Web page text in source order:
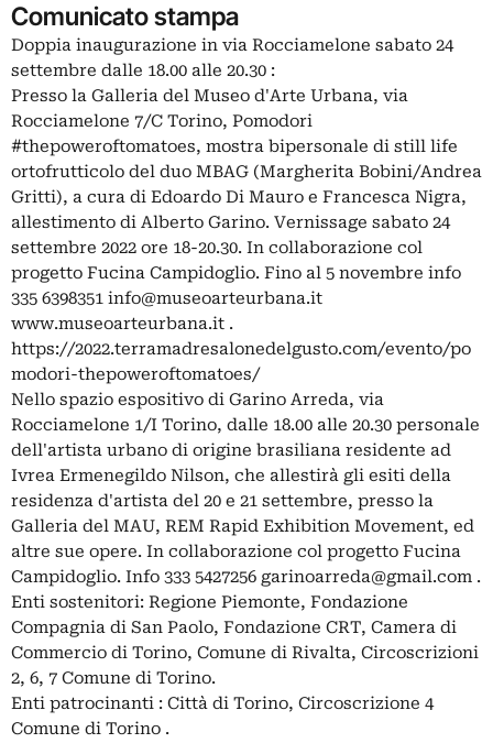
Comunicato stampa
Doppia inaugurazione in via Rocciamelone sabato 24
settembre dalle 18.00 alle 20.30 :
Presso la Galleria del Museo d'Arte Urbana, via
Rocciamelone 7/C Torino, Pomodori
#thepoweroftomatoes, mostra bipersonale di still life
ortofrutticolo del duo MBAG (Margherita Bobini/Andrea
Gritti), a cura di Edoardo Di Mauro e Francesca Nigra,
allestimento di Alberto Garino. Vernissage sabato 24
settembre 2022 ore 18-20.30. In collaborazione col
progetto Fucina Campidoglio. Fino al 5 novembre info
335 6398351 info@museoarteurbana.it
www.museoarteurbana.it .
https://2022.terramadresalonedelgusto.com/evento/po
modori-thepoweroftomatoes/
Nello spazio espositivo di Garino Arreda, via
Rocciamelone 1/I Torino, dalle 18.00 alle 20.30 personale
dell'artista urbano di origine brasiliana residente ad
Ivrea Ermenegildo Nilson, che allestirà gli esiti della
residenza d'artista del 20 e 21 settembre, presso la
Galleria del MAU, REM Rapid Exhibition Movement, ed
altre sue opere. In collaborazione col progetto Fucina
Campidoglio. Info 333 5427256 garinoarreda@gmail.com .
Enti sostenitori: Regione Piemonte, Fondazione
Compagnia di San Paolo, Fondazione CRT, Camera di
Commercio di Torino, Comune di Rivalta, Circoscrizioni
2, 6, 7 Comune di Torino.
Enti patrocinanti : Città di Torino, Circoscrizione 4
Comune di Torino .